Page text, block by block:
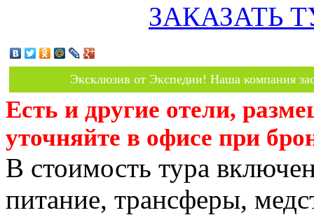
ЗАКАЗАТЬ
Эксклюзив от Экспедии! Наша компания
Есть и другие отели,
уточняйте в офисе при
В стоимость тура
питание, трансферы,